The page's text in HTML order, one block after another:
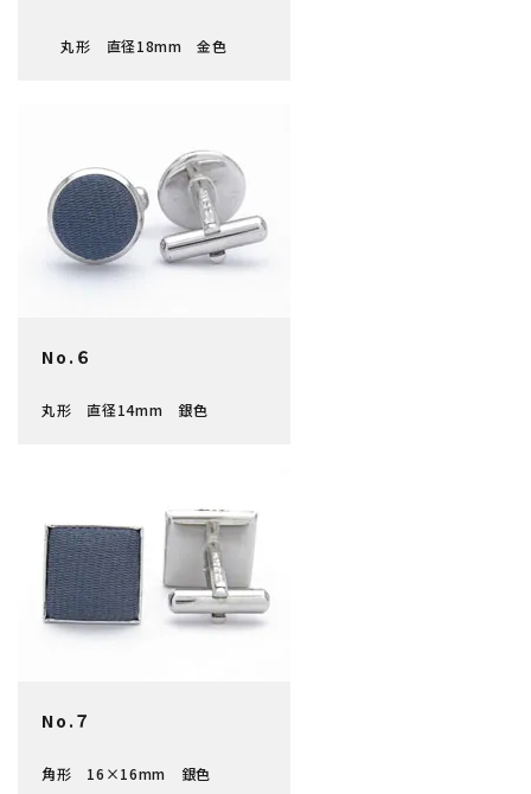
丸形 直径18mm 金色
No.６
丸形 直径14mm 銀色
No.７
角形 16×16mm 銀色